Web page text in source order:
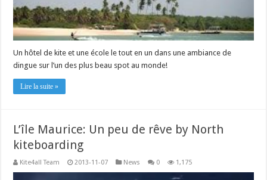
Un hôtel de kite et une école le tout en un dans une ambiance de
dingue sur l’un des plus beau spot au monde!
Lire la suite »
L’île Maurice: Un peu de rêve by North
kiteboarding
Kite4all Team 2013-11-07 News 0 1,175